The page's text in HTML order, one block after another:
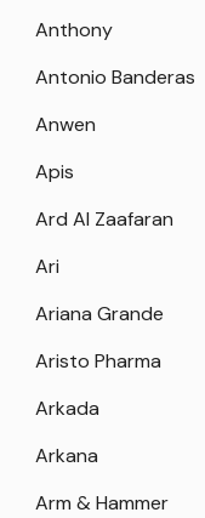
Anthony
Antonio Banderas
Anwen
Apis
Ard Al Zaafaran
Ari
Ariana Grande
Aristo Pharma
Arkada
Arkana
Arm & Hammer